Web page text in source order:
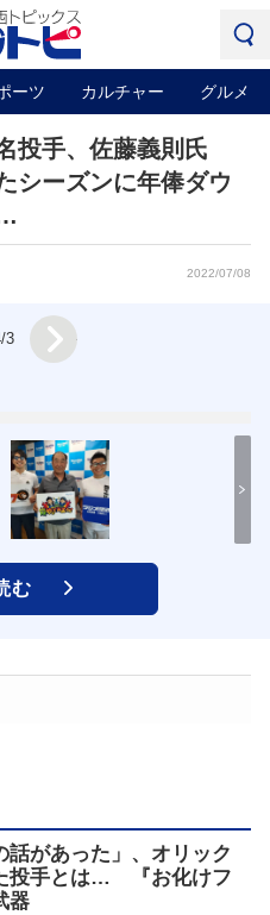
ーツ カルチャー グルメ
投手、佐藤義則氏
シーズンに年俸ダウ
2022/07/08
3
む
話があった」、オリック
投手とは… 『お化けフ
器